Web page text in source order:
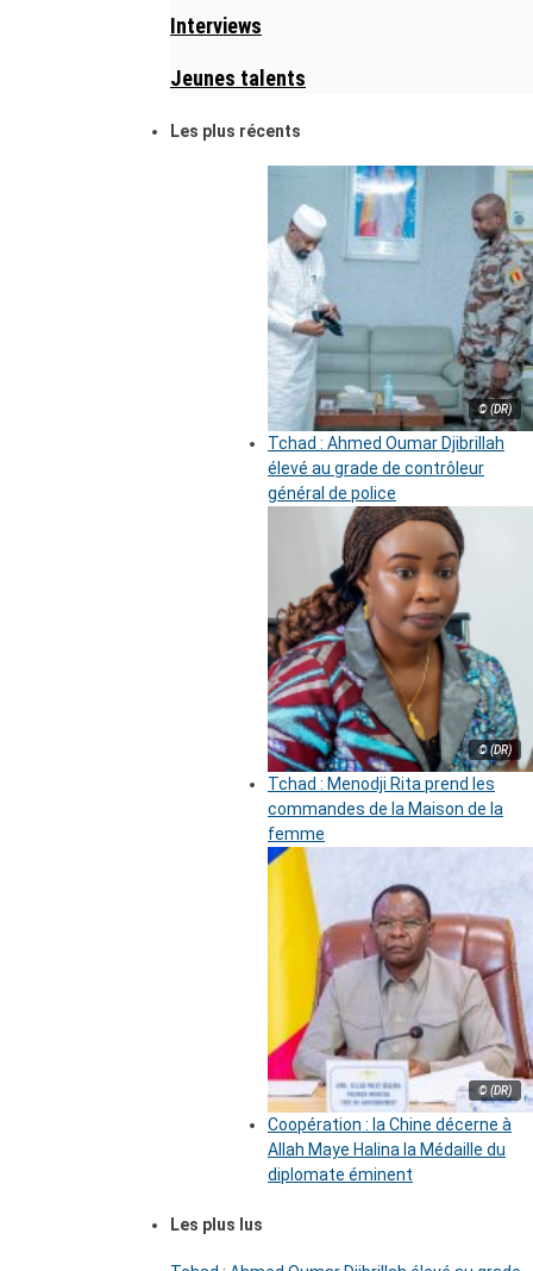
Interviews
Jeunes talents
Les plus récents
© (DR)
Tchad : Ahmed Oumar Djibrillah
élevé au grade de contrôleur
général de police
© (DR)
Tchad : Menodji Rita prend les
commandes de la Maison de la
femme
© (DR)
Coopération : la Chine décerne à
Allah Maye Halina la Médaille du
diplomate éminent
Les plus lus